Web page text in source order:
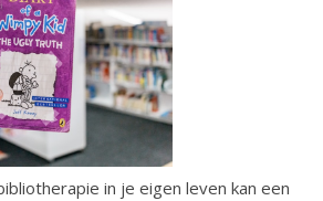
in je eigen leven kan een